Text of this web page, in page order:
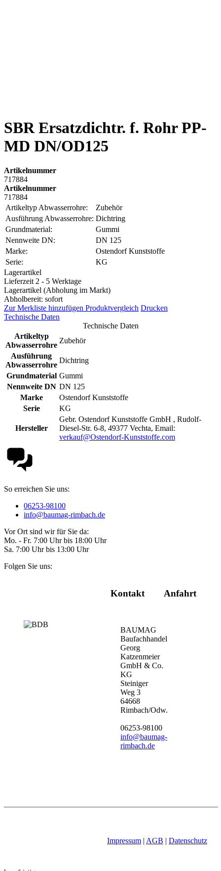
SBR Ersatzdichtr. f. Rohr PP-
MD DN/OD125
Artikelnummer
717884
Artikelnummer
717884
Artikeltyp Abwasserrohre:
Zubehör
Ausführung Abwasserrohre: Dichtring
Grundmaterial:
Gummi
Nennweite DN:
DN 125
Marke:
Ostendorf Kunststoffe
Serie:
KG
Lagerartikel
Lieferzeit 2 - 5 Werktage
Lagerartikel (Abholung im Markt)
Abholbereit: sofort
Zur Merkliste hinzufügen Produktvergleich Drucken
Technische Daten
Technische Daten
Artikeltyp
Abwasserrohre
Zubehör
Ausführung
Abwasserrohre
Dichtring
Grundmaterial Gummi
Nennweite DN DN 125
Marke
Ostendorf Kunststoffe
Serie
KG
Hersteller
Gebr. Ostendorf Kunststoffe GmbH , Rudolf-
Diesel-Str. 6-8, 49377 Vechta, Email:
verkauf@Ostendorf-Kunststoffe.com
So erreichen Sie uns:
06253-98100
info@baumag-rimbach.de
Vor Ort sind wir für Sie da:
Mo. - Fr. 7:00 Uhr bis 18:00 Uhr
Sa. 7:00 Uhr bis 13:00 Uhr
Folgen Sie uns:
Kontakt
BAUMAG
Baufachhandel
Georg
Katzenmeier
GmbH & Co.
KG
Steiniger
Weg 3
64668
Rimbach/Odw.
06253-98100
info@baumag-
rimbach.de
Anfahrt
Impressum | AGB | Datenschutz